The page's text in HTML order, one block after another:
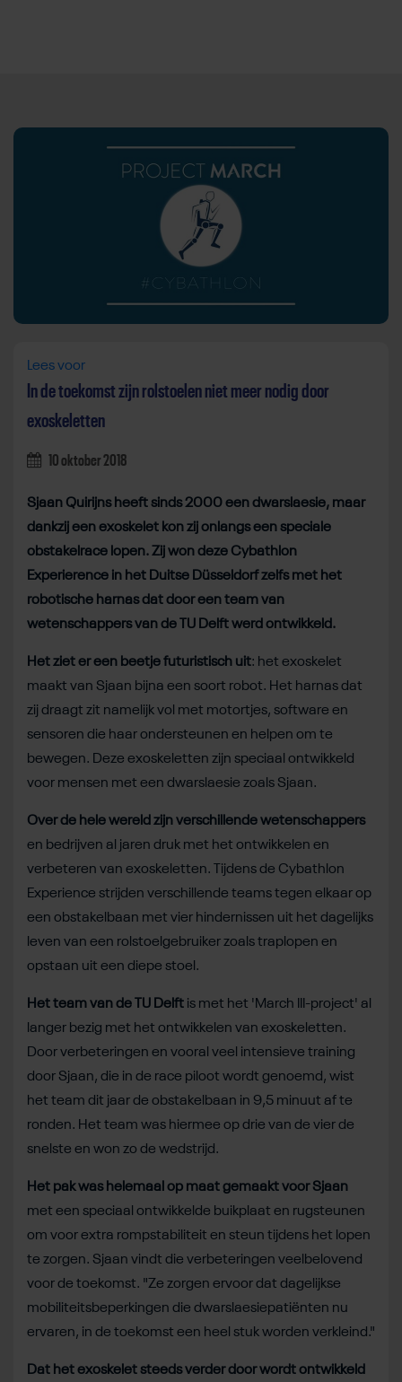
Direct door naar content
Lees voor
In de toekomst zijn rolstoelen niet meer nodig door
exoskeletten
10 oktober 2018
Sjaan Quirijns heeft sinds 2000 een dwarslaesie, maar
dankzij een exoskelet kon zij onlangs een speciale
obstakelrace lopen. Zij won deze Cybathlon
Experierence in het Duitse Düsseldorf zelfs met het
robotische harnas dat door een team van
wetenschappers van de TU Delft werd ontwikkeld.
Het ziet er een beetje futuristisch uit: het exoskelet
maakt van Sjaan bijna een soort robot. Het harnas dat
zij draagt zit namelijk vol met motortjes, software en
sensoren die haar ondersteunen en helpen om te
bewegen. Deze exoskeletten zijn speciaal ontwikkeld
voor mensen met een dwarslaesie zoals Sjaan.
Over de hele wereld zijn verschillende wetenschappers
en bedrijven al jaren druk met het ontwikkelen en
verbeteren van exoskeletten. Tijdens de Cybathlon
Experience strijden verschillende teams tegen elkaar op
een obstakelbaan met vier hindernissen uit het dagelijks
leven van een rolstoelgebruiker zoals traplopen en
opstaan uit een diepe stoel.
Het team van de TU Delft is met het 'March III-project' al
langer bezig met het ontwikkelen van exoskeletten.
Door verbeteringen en vooral veel intensieve training
door Sjaan, die in de race piloot wordt genoemd, wist
het team dit jaar de obstakelbaan in 9,5 minuut af te
ronden. Het team was hiermee op drie van de vier de
snelste en won zo de wedstrijd.
Het pak was helemaal op maat gemaakt voor Sjaan
met een speciaal ontwikkelde buikplaat en rugsteunen
om voor extra rompstabiliteit en steun tijdens het lopen
te zorgen. Sjaan vindt die verbeteringen veelbelovend
voor de toekomst. "Ze zorgen ervoor dat dagelijkse
mobiliteitsbeperkingen die dwarslaesiepatiënten nu
ervaren, in de toekomst een heel stuk worden verkleind."
Dat het exoskelet steeds verder door wordt ontwikkeld